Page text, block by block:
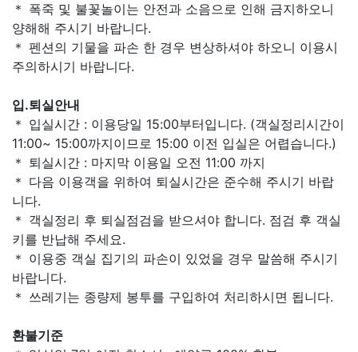
＊ 폭죽 및 불꽃놀이는 안전과 소음으로 인해 금지하오니
양해해 주시기 바랍니다.
＊ 펜션의 기물을 파손 한 경우 변상하셔야 하오니 이용시
주의하시기 바랍니다.
입.퇴실안내
＊ 입실시간 : 이용당일 15:00부터입니다. (객실정리시간이
11:00~ 15:00까지이므로 15:00 이전 입실은 어렵습니다.)
＊ 퇴실시간 : 마지막 이용일 오전 11:00 까지
＊ 다음 이용객을 위하여 퇴실시간은 준수해 주시기 바랍
니다.
＊ 객실정리 후 퇴실점검을 받으셔야 합니다. 점검 후 객실
키를 반납해 주세요.
＊ 이용중 객실 집기의 파손이 있었을 경우 말씀해 주시기
바랍니다.
＊ 쓰레기는 종량제 봉투를 구입하여 처리하시면 됩니다.
환불기준